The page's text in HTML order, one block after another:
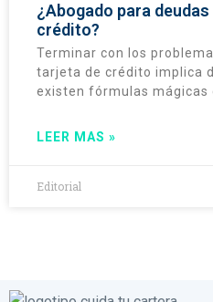
¿Abogado para
crédito?
Terminar con los
tarjeta de crédito implica
existen fórmulas mágicas
LEER MAS »
Editorial